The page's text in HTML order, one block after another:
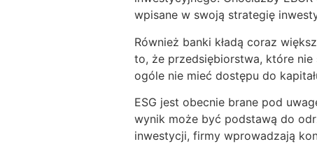
wpisane w swoją strategię
Również banki kładą coraz
to, że przedsiębiorstwa, które nie
ogóle nie mieć dostępu do
ESG jest obecnie brane pod
wynik może być podstawą do
inwestycji, firmy wprowadzają